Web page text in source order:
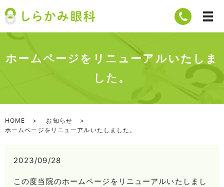
ホームページをリニューアルいたしま
した。
HOME
お知らせ
ホームページをリニューアルいたしました。
2023/09/28
この度当院のホームページをリニューアルいたしまし